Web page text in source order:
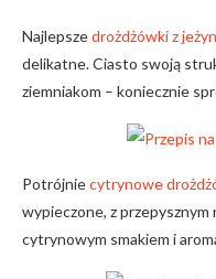
Najlepszedrożdżówki z
delikatne. Ciasto swoją
ziemniakom – koniecznie
Potrójniecytrynowe
wypieczone, z
cytrynowym smakiem i